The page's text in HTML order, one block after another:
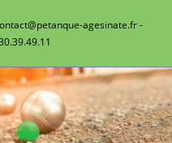
agesinate.fr -